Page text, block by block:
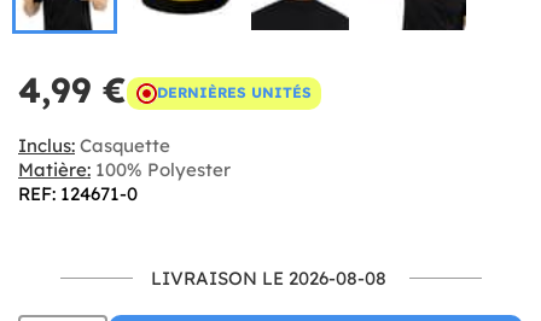
4,99 € DERNIÈRES UNITÉS
Inclus: Casquette
Matière: 100% Polyester
REF: 124671-0
LIVRAISON LE 2026-08-08